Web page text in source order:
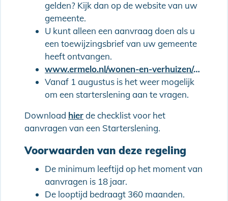
gelden? Kijk dan op de website van uw
gemeente.
U kunt alleen een aanvraag doen als u
een toewijzingsbrief van uw gemeente
heeft ontvangen.
www.ermelo.nl/wonen-en-verhuizen/starterslening-aanvragen.html
Vanaf 1 augustus is het weer mogelijk
om een starterslening aan te vragen.
Download hierde checklist voor het
aanvragen van een Starterslening.
Voorwaarden van deze regeling
De minimum leeftijd op het moment van
aanvragen is 18 jaar.
De looptijd bedraagt 360 maanden.